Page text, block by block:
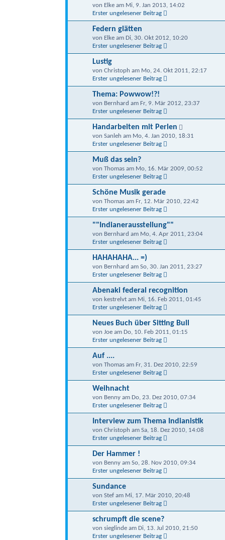
von Elke am Mi, 9. Jan 2013, 14:02
Erster ungelesener Beitrag
Federn glätten
von Elke am Di, 30. Okt 2012, 10:20
Erster ungelesener Beitrag
Lustig
von Christoph am Mo, 24. Okt 2011, 22:17
Erster ungelesener Beitrag
Thema: Powwow!?!
von Bernhard am Fr, 9. Mär 2012, 23:37
Erster ungelesener Beitrag
Handarbeiten mit Perlen
von Sanleh am Mo, 4. Jan 2010, 18:31
Erster ungelesener Beitrag
Muß das sein?
von Thomas am Mo, 16. Mär 2009, 00:52
Erster ungelesener Beitrag
Schöne Musik gerade
von Thomas am Fr, 12. Mär 2010, 22:42
Erster ungelesener Beitrag
""Indianerausstellung""
von Bernhard am Mo, 4. Apr 2011, 23:04
Erster ungelesener Beitrag
HAHAHAHA... =)
von Bernhard am So, 30. Jan 2011, 23:27
Erster ungelesener Beitrag
Abenaki federal recognition
von kestrelvt am Mi, 16. Feb 2011, 01:45
Erster ungelesener Beitrag
Neues Buch über Sitting Bull
von Joe am Do, 10. Feb 2011, 01:15
Erster ungelesener Beitrag
Auf ....
von Thomas am Fr, 31. Dez 2010, 22:59
Erster ungelesener Beitrag
Weihnacht
von Benny am Do, 23. Dez 2010, 07:34
Erster ungelesener Beitrag
Interview zum Thema Indianistik
von Christoph am Sa, 18. Dez 2010, 14:08
Erster ungelesener Beitrag
Der Hammer !
von Benny am So, 28. Nov 2010, 09:34
Erster ungelesener Beitrag
Sundance
von Stef am Mi, 17. Mär 2010, 20:48
Erster ungelesener Beitrag
schrumpft die scene?
von sieglinde am Di, 13. Jul 2010, 21:50
Erster ungelesener Beitrag